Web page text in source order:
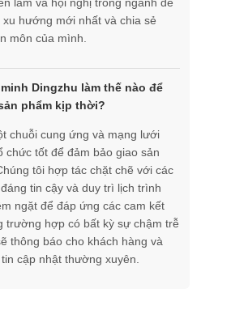
hướng mới nhất và chia sẻ
môn của mình.
Dingzhu làm thế nào để
phẩm kịp thời?
chuỗi cung ứng và mạng lưới
chức tốt để đảm bảo giao sản
tôi hợp tác chặt chẽ với các
tin cậy và duy trì lịch trình
ngặt để đáp ứng các cam kết
trường hợp có bất kỳ sự chậm trễ
thông báo cho khách hàng và
cập nhật thường xuyên.